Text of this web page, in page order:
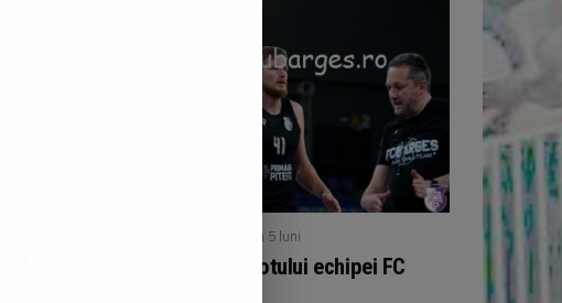
/ publicat acum 5 luni
Noutăți în cadrul lotului echipei FC